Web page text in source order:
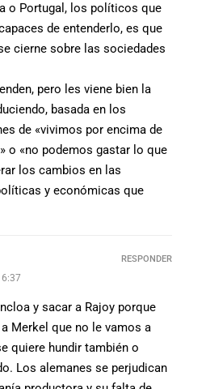
o Portugal, los políticos que
de entenderlo, es que
cierne sobre las sociedades
pero les viene bien la
basada en los
de «vivimos por encima de
o «no podemos gastar lo que
los cambios en las
y económicas que
y sacar a Rajoy porque
Merkel que no le vamos a
quiere hundir también o
Los alemanes se perjudican
RESPONDER